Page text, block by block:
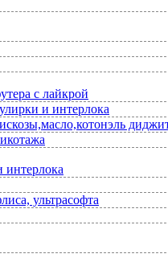
с лайкрой
и интерлока
интерлока
ультрасофта